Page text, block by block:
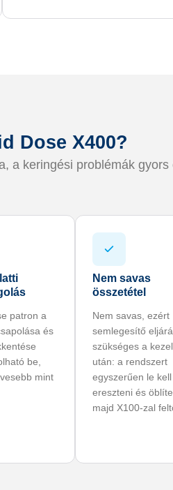
Dose X400?
a keringési problémák
patron a
és
be,
mint
Nem savas
összetétel
Nem savas, ezért
semlegesítő
szükséges a
után: a rendszert
egyszerűen le kell
ereszteni és
majd X100-zal